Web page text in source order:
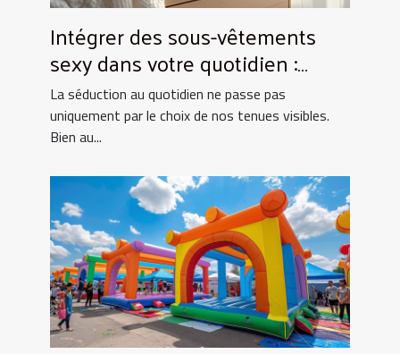
Intégrer des sous-vêtements
sexy dans votre quotidien :
Astuces et conseils
La séduction au quotidien ne passe pas
uniquement par le choix de nos tenues visibles.
Bien au...